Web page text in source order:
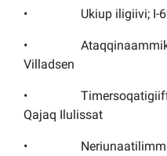
• Ukiup iligiivi; I-
•
Villadsen
•
Qajaq Ilulissat
•